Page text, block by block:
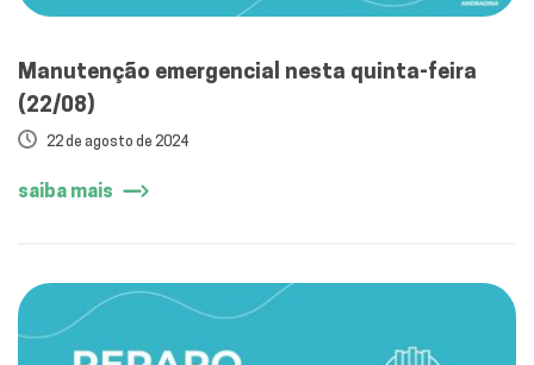
Manutenção emergencial nesta quinta-feira
(22/08)
22 de agosto de 2024
saiba mais